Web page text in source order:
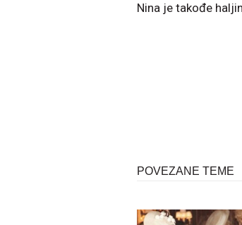
Nina je takođe
POVEZANE TEME